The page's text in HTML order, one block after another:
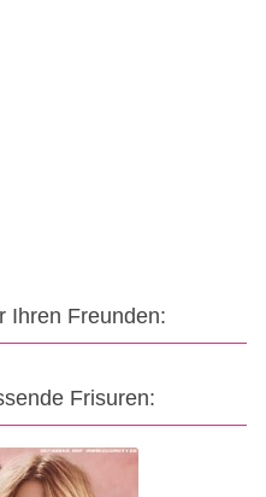
Ihren Freunden:
Frisuren: